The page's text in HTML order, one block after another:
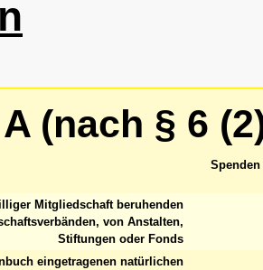
(nach § 6
Mitgliedschaft beruhenden
von Anstalten,
Stiftungen oder Fonds
eingetragenen natürlichen